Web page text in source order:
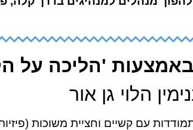
באמצעות 'הליכה על
הלוי גן אור
עם קשיים וחציית משוכות (פיזיות